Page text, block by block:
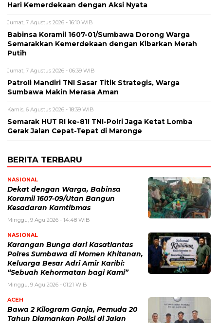
Hari Kemerdekaan dengan Aksi Nyata
Jumat, 7 Agustus 2026 - 16:10 WIB
Babinsa Koramil 1607-01/Sumbawa Dorong Warga
Semarakkan Kemerdekaan dengan Kibarkan Merah
Putih
Jumat, 7 Agustus 2026 - 06:39 WIB
Patroli Mandiri TNI Sasar Titik Strategis, Warga
Sumbawa Makin Merasa Aman
Kamis, 6 Agustus 2026 - 18:39 WIB
Semarak HUT RI ke-81! TNI-Polri Jaga Ketat Lomba
Gerak Jalan Cepat-Tepat di Maronge
BERITA TERBARU
NASIONAL
‎Dekat dengan Warga, Babinsa
Koramil 1607-09/Utan Bangun
Kesadaran Kamtibmas
Minggu, 9 Agu 2026 - 14:48 WIB
NASIONAL
Karangan Bunga dari Kasatlantas
Polres Sumbawa di Momen Khitanan,
Keluarga Besar Adri Amir Karibi:
“Sebuah Kehormatan bagi Kami”
Minggu, 9 Agu 2026 - 01:21 WIB
ACEH
Bawa 2 Kilogram Ganja, Pemuda 20
Tahun Diamankan Polisi di Jalan